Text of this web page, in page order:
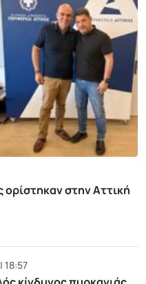
ορίστηκαν στην Αττική
18:57